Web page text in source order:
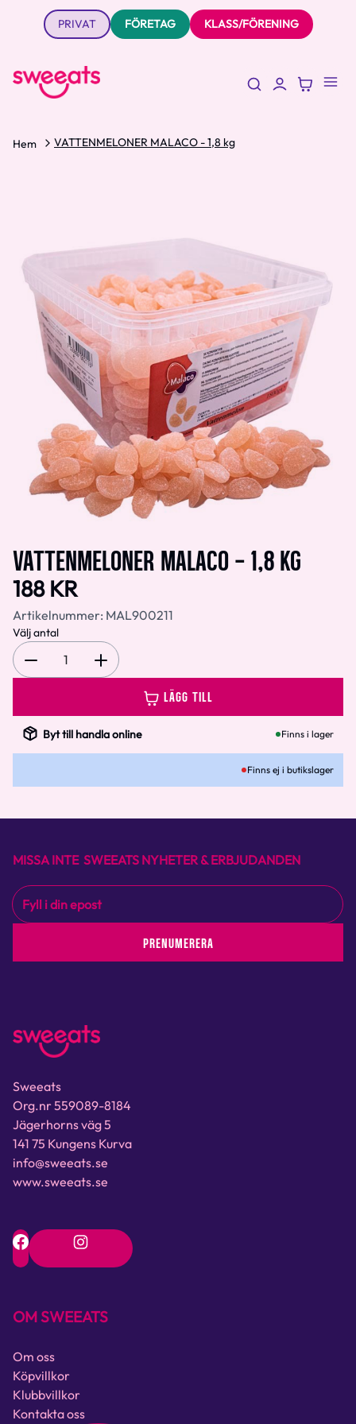
PRIVAT FÖRETAG KLASS/FÖRENING
Hem VATTENMELONER MALACO - 1,8 kg
VATTENMELONER MALACO - 1,8 KG
188 KR
Artikelnummer: MAL900211
Välj antal
1
LÄGG TILL
Byt till handla online Finns i lager
Finns ej i butikslager
MISSA INTE SWEEATS NYHETER & ERBJUDANDEN
PRENUMERERA
Sweeats
Org.nr 559089-8184
Jägerhorns väg 5
141 75 Kungens Kurva
info@sweeats.se
www.sweeats.se
OM SWEEATS
Om oss
Köpvillkor
Klubbvillkor
Kontakta oss